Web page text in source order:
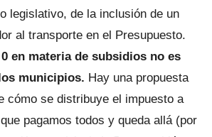
legislativo, de la inclusión de un
al transporte en el Presupuesto.
0 en materia de subsidios no es
municipios. Hay una propuesta
cómo se distribuye el impuesto a
pagamos todos y queda allá (por